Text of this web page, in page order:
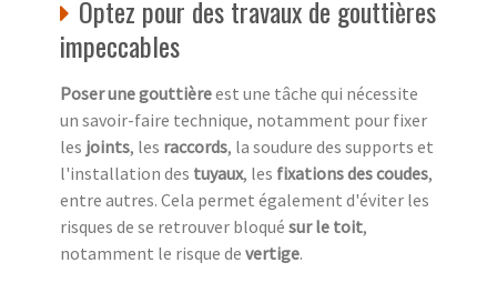
Optez pour des travaux de gouttières
impeccables
Poser une gouttièreest une tâche qui nécessite
un savoir-faire technique, notamment pour fixer
les joints, les raccords, la soudure des supports et
l'installation des tuyaux, les fixations des coudes,
entre autres. Cela permet également d'éviter les
risques de se retrouver bloqué sur le toit,
notamment le risque de vertige.